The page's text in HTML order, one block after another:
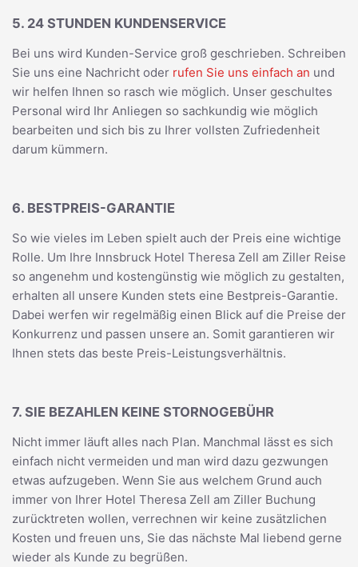
5. 24 STUNDEN KUNDENSERVICE
Bei uns wird Kunden-Service groß geschrieben. Schreiben
Sie uns eine Nachricht oder rufen Sie uns einfach an und
wir helfen Ihnen so rasch wie möglich. Unser geschultes
Personal wird Ihr Anliegen so sachkundig wie möglich
bearbeiten und sich bis zu Ihrer vollsten Zufriedenheit
darum kümmern.
6. BESTPREIS-GARANTIE
So wie vieles im Leben spielt auch der Preis eine wichtige
Rolle. Um Ihre Innsbruck Hotel Theresa Zell am Ziller Reise
so angenehm und kostengünstig wie möglich zu gestalten,
erhalten all unsere Kunden stets eine Bestpreis-Garantie.
Dabei werfen wir regelmäßig einen Blick auf die Preise der
Konkurrenz und passen unsere an. Somit garantieren wir
Ihnen stets das beste Preis-Leistungsverhältnis.
7. SIE BEZAHLEN KEINE STORNOGEBÜHR
Nicht immer läuft alles nach Plan. Manchmal lässt es sich
einfach nicht vermeiden und man wird dazu gezwungen
etwas aufzugeben. Wenn Sie aus welchem Grund auch
immer von Ihrer Hotel Theresa Zell am Ziller Buchung
zurücktreten wollen, verrechnen wir keine zusätzlichen
Kosten und freuen uns, Sie das nächste Mal liebend gerne
wieder als Kunde zu begrüßen.